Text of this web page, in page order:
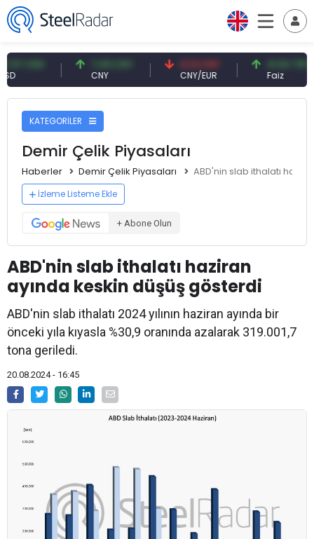
7,09 CNY 0,13 CNY
CNY/EUR
41,54 TRY
KATEGORİLER
Demir Çelik Piyasaları
Haberler Demir Çelik Piyasaları ABD'nin slab ithalatı
İzleme Listeme Ekle
+ Abone Olun
ABD'nin slab ithalatı haziran
ayında keskin düşüş gösterdi
ABD'nin slab ithalatı 2024 yılının haziran ayında bir
önceki yıla kıyasla %30,9 oranında azalarak 319.001,7
tona geriledi.
20.08.2024 - 16:45